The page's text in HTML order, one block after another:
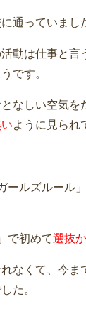
通っていまし
動は仕事と言
です。
なしい空気を
ように見られ
ールズルール
で初めて選抜
なくて、今ま
た。